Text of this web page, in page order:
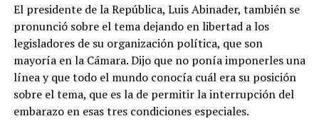
El presidente de la República, Luis Abinader, también se
pronunció sobre el tema dejando en libertad a los
legisladores de su organización política, que son
mayoría en la Cámara. Dijo que no ponía imponerles una
línea y que todo el mundo conocía cuál era su posición
sobre el tema, que es la de permitir la interrupción del
embarazo en esas tres condiciones especiales.